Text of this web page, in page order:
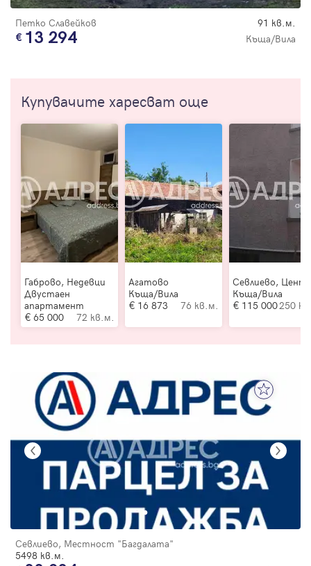
Петко Славейков 91 кв.м.
13 294 Къща/Вила
Купувачите харесват още
Габрово, Недевци
Двустаен
апартамент
65 000
72 кв.м.
Агатово
Къща/Вила
16 873
76 кв.м.
Севлиево,
Къща/Вила
115 000250
Севлиево, Местност "Багдалата"
5498 кв.м.